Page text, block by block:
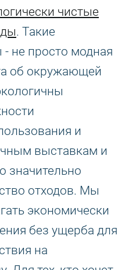
чистые
. Такие
не просто модная
об окружающей
и
выставкам и
значительно
отходов. Мы
экономически
без ущерба для
на